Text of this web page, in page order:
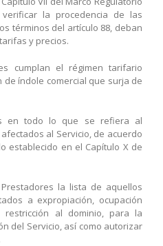
la procedencia de las
términos del artículo 88, deban
y precios.
cumplan el régimen tarifario
índole comercial que surja de
en todo lo que se refiera al
al Servicio, de acuerdo
establecido en el Capítulo X de
la lista de aquellos
a expropiación, ocupación
restricción al dominio, para la
del Servicio, así como autorizar